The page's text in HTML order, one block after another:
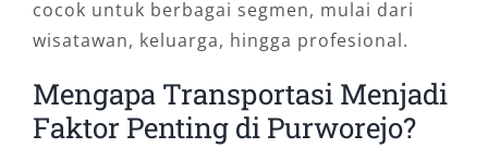
cocok untuk berbagai segmen, mulai dari
wisatawan, keluarga, hingga profesional.
Mengapa Transportasi Menjadi
Faktor Penting di Purworejo?